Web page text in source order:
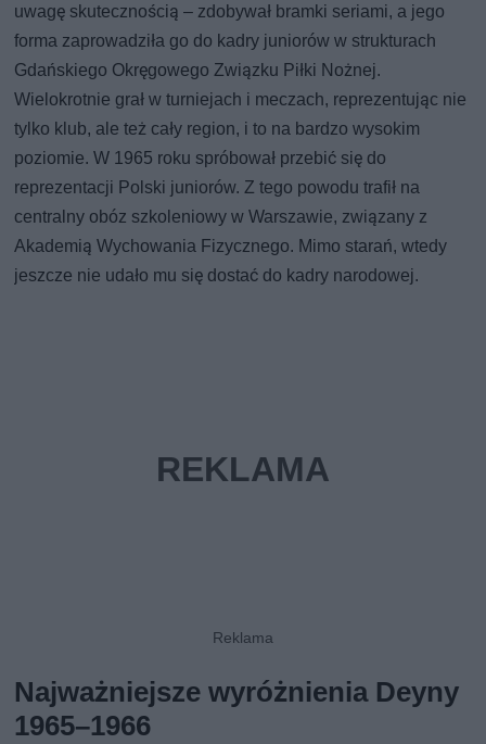
uwagę skutecznością – zdobywał bramki seriami, a jego
forma zaprowadziła go do kadry juniorów w strukturach
Gdańskiego Okręgowego Związku Piłki Nożnej.
Wielokrotnie grał w turniejach i meczach, reprezentując nie
tylko klub, ale też cały region, i to na bardzo wysokim
poziomie. W 1965 roku spróbował przebić się do
reprezentacji Polski juniorów. Z tego powodu trafił na
centralny obóz szkoleniowy w Warszawie, związany z
Akademią Wychowania Fizycznego. Mimo starań, wtedy
jeszcze nie udało mu się dostać do kadry narodowej.
Najważniejsze wyróżnienia Deyny
1965–1966